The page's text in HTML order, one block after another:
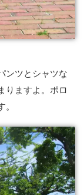
ンツとシャツな
りますよ。ポロ